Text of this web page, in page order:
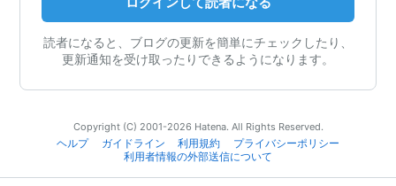
読者になると、ブログの更新を簡単にチェックしたり、
更新通知を受け取ったりできるようになります。
Copyright (C) 2001-2026 Hatena. All Rights Reserved.
ヘルプ
ガイドライン 利用規約
プライバシーポリシー
利用者情報の外部送信について